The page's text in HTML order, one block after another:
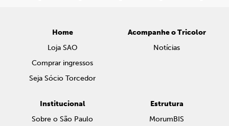
Home
Loja SAO
Comprar ingressos
Seja Sócio Torcedor
Acompanhe o Tricolor
Notícias
Institucional
Sobre o São Paulo
Estrutura
MorumBIS